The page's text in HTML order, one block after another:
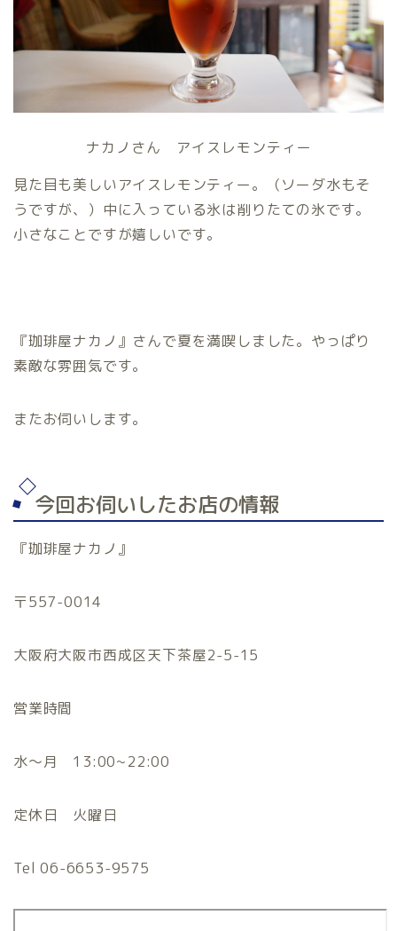
ナカノさん アイスレモンティー
見た目も美しいアイスレモンティー。（ソーダ水もそ
うですが、）中に入っている氷は削りたての氷です。
小さなことですが嬉しいです。
『珈琲屋ナカノ』さんで夏を満喫しました。やっぱり
素敵な雰囲気です。
またお伺いします。
今回お伺いしたお店の情報
『珈琲屋ナカノ』
〒557-0014
大阪府大阪市西成区天下茶屋2-5-15
営業時間
水〜月 13:00~22:00
定休日 火曜日
Tel 06-6653-9575